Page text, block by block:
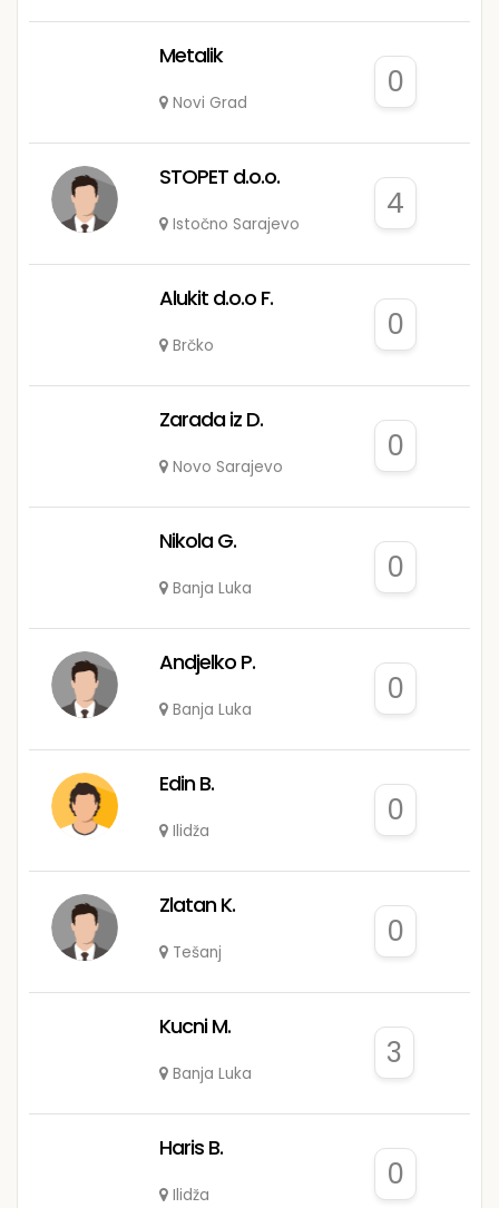
Metalik
Novi Grad
0
STOPET d.o.o.
Istočno Sarajevo
4
Alukit d.o.o F.
Brčko
0
Zarada iz D.
Novo Sarajevo
0
Nikola G.
Banja Luka
0
Andjelko P.
Banja Luka
0
Edin B.
Ilidža
0
Zlatan K.
Tešanj
0
Kucni M.
Banja Luka
3
Haris B.
Ilidža
0